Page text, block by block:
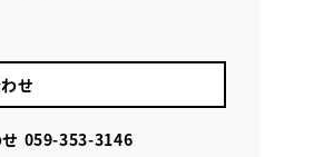
せ
059-353-3146